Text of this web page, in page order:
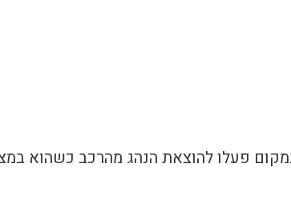
פעלו להוצאת הנהג מהרכב כשהוא